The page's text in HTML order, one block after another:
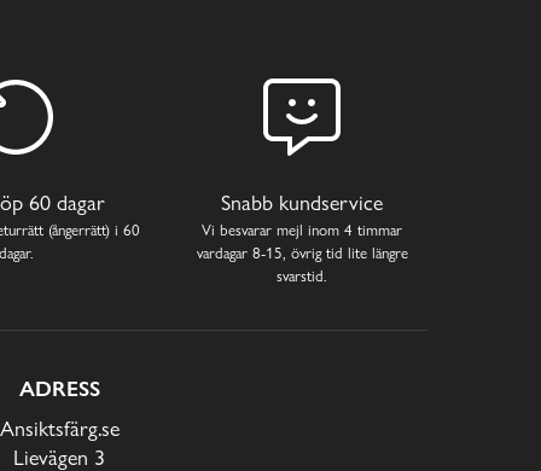
60 dagar
(ångerrätt) i 60
Snabb kundservice
Vi besvarar mejl inom 4 timmar
vardagar 8-15, övrig tid lite längre
svarstid.
ADRESS
Ansiktsfärg.se
Lievägen 3